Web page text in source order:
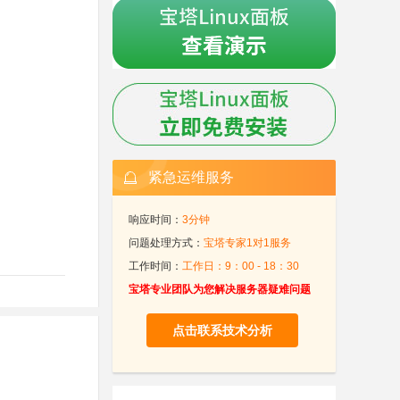
紧急运维服务
响应时间： 3分钟
问题处理方式： 宝塔专家1对1服务
工作时间： 工作日：9：00 - 18：30
宝塔专业团队为您解决服务器疑难问题
点击联系技术分析